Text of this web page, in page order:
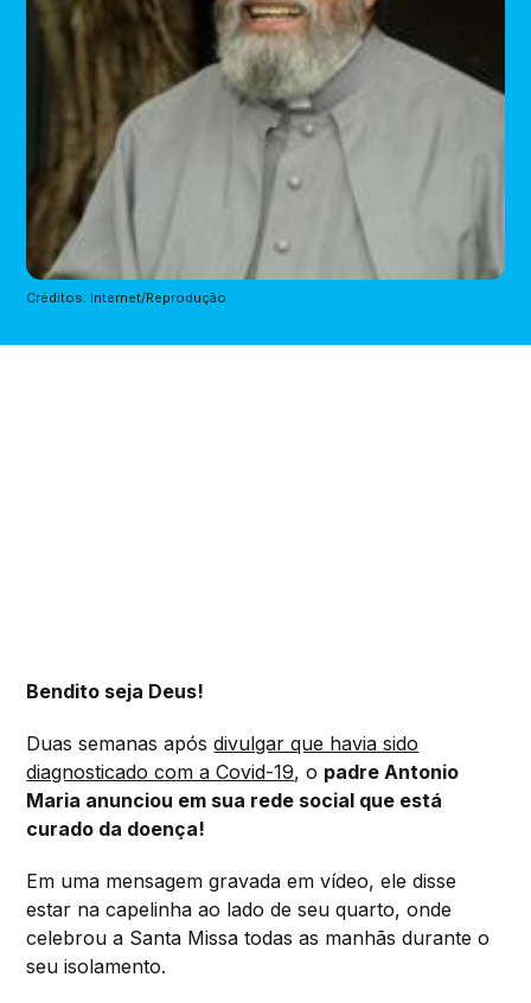
Créditos: Internet/Reprodução
Bendito seja Deus!
Duas semanas apósdivulgar que havia sido
diagnosticado com a Covid-19, o padre Antonio
Maria anunciou em sua rede social que está
curado da doença!
Em uma mensagem gravada em vídeo, ele disse
estar na capelinha ao lado de seu quarto, onde
celebrou a Santa Missa todas as manhãs durante o
seu isolamento.